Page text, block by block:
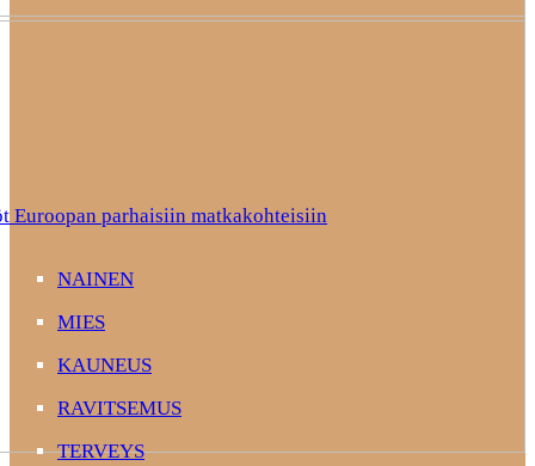
Euroopan parhaisiin matkakohteisiin
NAINEN
MIES
KAUNEUS
RAVITSEMUS
TERVEYS